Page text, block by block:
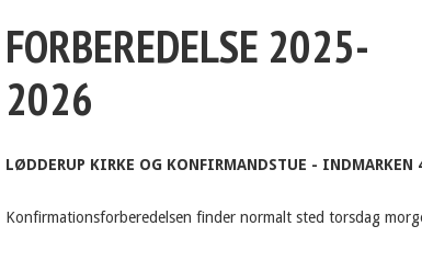
FORBEREDELSE 2025-
2026
LØDDERUP KIRKE OG KONFIRMANDSTUE - INDMARKEN
Konfirmationsforberedelsen finder normalt sted torsdag